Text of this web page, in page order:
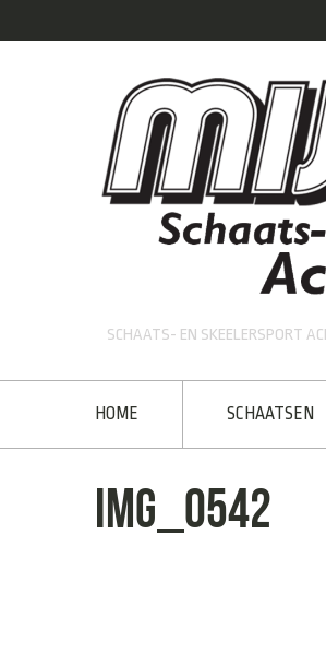
SCHAATS- EN SKEELERSPORT
HOME SCHAATSEN
IMG_0542